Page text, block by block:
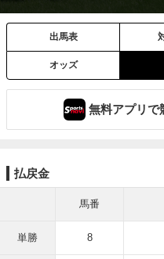
出馬表
オッズ
無料アプリで
払戻金
馬番
単勝 8